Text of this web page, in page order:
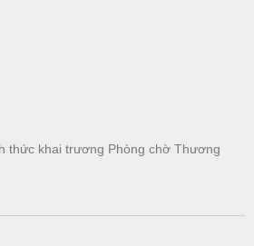
thức khai trương Phòng chờ Thương